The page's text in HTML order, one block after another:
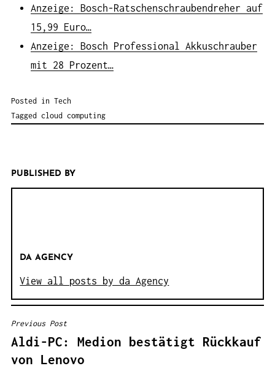
Anzeige: Bosch-Ratschenschraubendreher auf
15,99 Euro…
Anzeige: Bosch Professional Akkuschrauber
mit 28 Prozent…
Posted in Tech
Tagged cloud computing
PUBLISHED BY
DA AGENCY
View all posts by da Agency
B
E
I
Previous Post
Aldi-PC: Medion bestätigt Rückkauf
von Lenovo